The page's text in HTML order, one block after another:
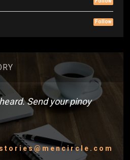
Follow
Send your pinoy
stories@mencircle.com